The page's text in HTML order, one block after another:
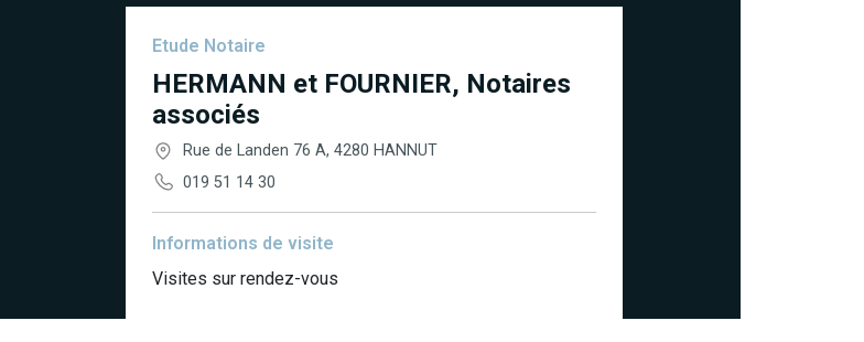
Etude Notaire
HERMANN et FOURNIER, Notaires
associés
Rue de Landen 76 A, 4280 HANNUT
019 51 14 30
Informations de visite
Visites sur rendez-vous